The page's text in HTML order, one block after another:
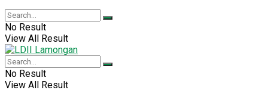
No Result
View All Result
No Result
View All Result